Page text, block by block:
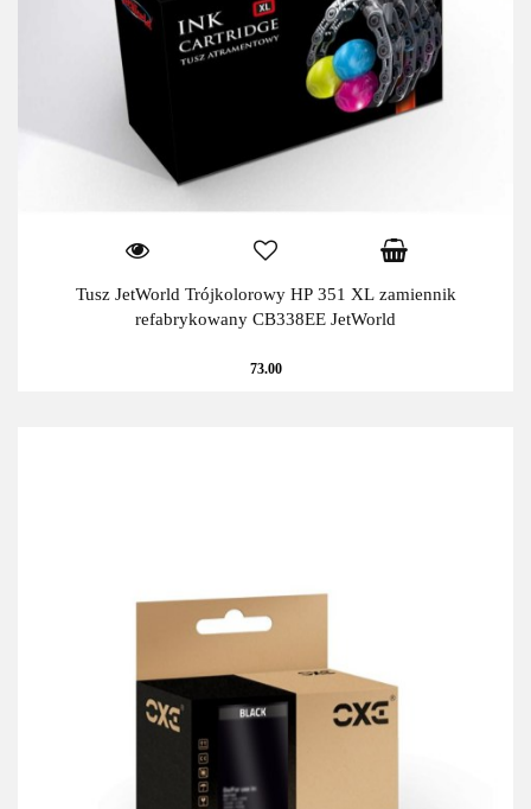
Tusz JetWorld Trójkolorowy HP 351 XL zamiennik
refabrykowany CB338EE JetWorld
73.00